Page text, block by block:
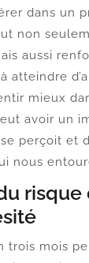
dans un
non
aussi
atteindre
mieux
avoir un
perçoit et
nous
trois mois